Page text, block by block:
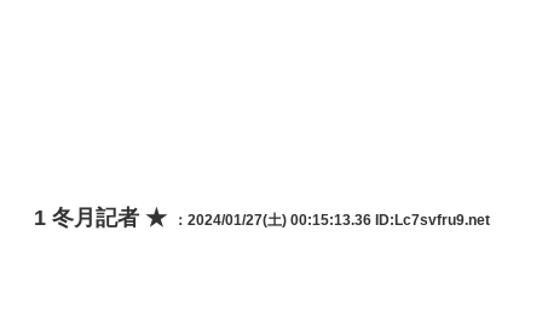
1 冬月記者 ★ ：2024/01/27(土) 00:15:13.36 ID:Lc7svfru9.net